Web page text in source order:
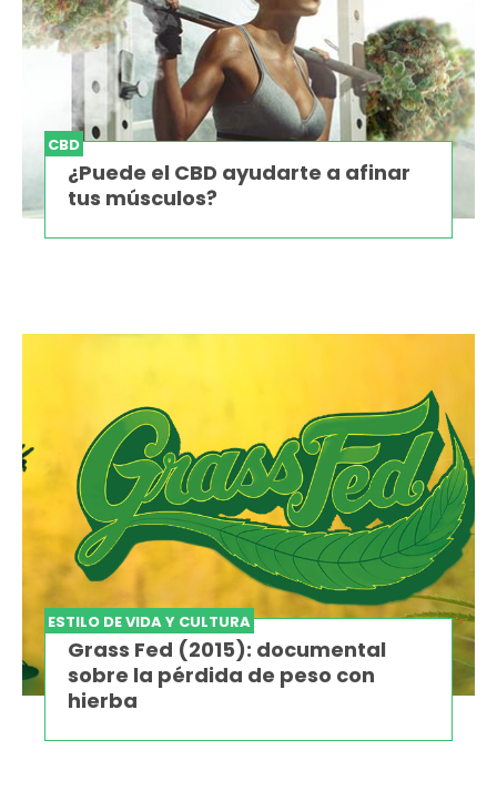
CBD
¿Puede el CBD ayudarte a afinar
tus músculos?
ESTILO DE VIDA Y CULTURA
Grass Fed (2015): documental
sobre la pérdida de peso con
hierba